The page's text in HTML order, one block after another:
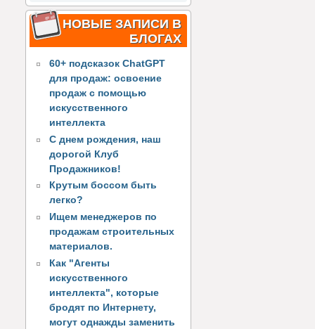
НОВЫЕ ЗАПИСИ В
БЛОГАХ
60+ подсказок ChatGPT
для продаж: освоение
продаж с помощью
искусственного
интеллекта
С днем рождения, наш
дорогой Клуб
Продажников!
Крутым боссом быть
легко?
Ищем менеджеров по
продажам строительных
материалов.
Как "Агенты
искусственного
интеллекта", которые
бродят по Интернету,
могут однажды заменить